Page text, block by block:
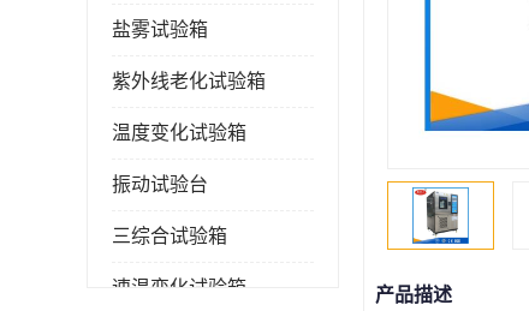
盐雾试验箱
紫外线老化试验箱
温度变化试验箱
振动试验台
三综合试验箱
速温变化试验箱 产品描述